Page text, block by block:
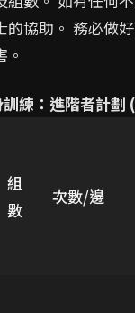
的協助。 務必做
練：進階者計劃
組
數
次數/邊